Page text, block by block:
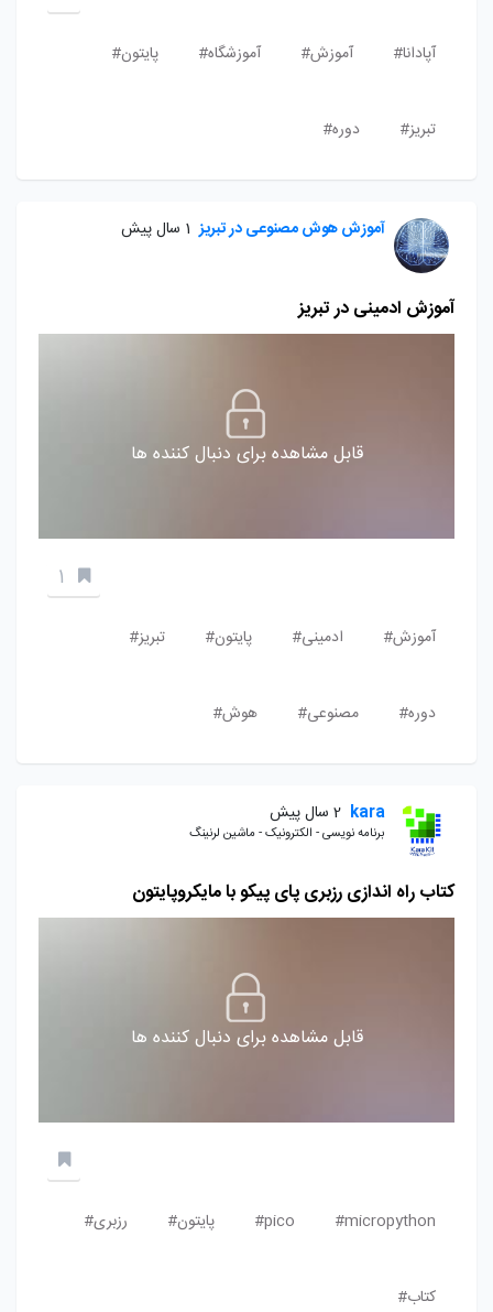
آپادانا# آموزش# آموزشگاه# پایتون#
تبریز# دوره#
آموزش هوش مصنوعی در تبریز 1 سال پیش
آموزش ادمینی در تبریز
قابل مشاهده برای دنبال کننده ها
1
آموزش# ادمینی# پایتون# تبریز#
دوره# مصنوعی# هوش#
kara 2 سال پیش
برنامه نویسی - الکترونیک - ماشین لرنینگ
کتاب راه اندازی رزبری پای پیکو با مایکروپایتون
قابل مشاهده برای دنبال کننده ها
micropython#
pico# پایتون# رزبری#
کتاب#